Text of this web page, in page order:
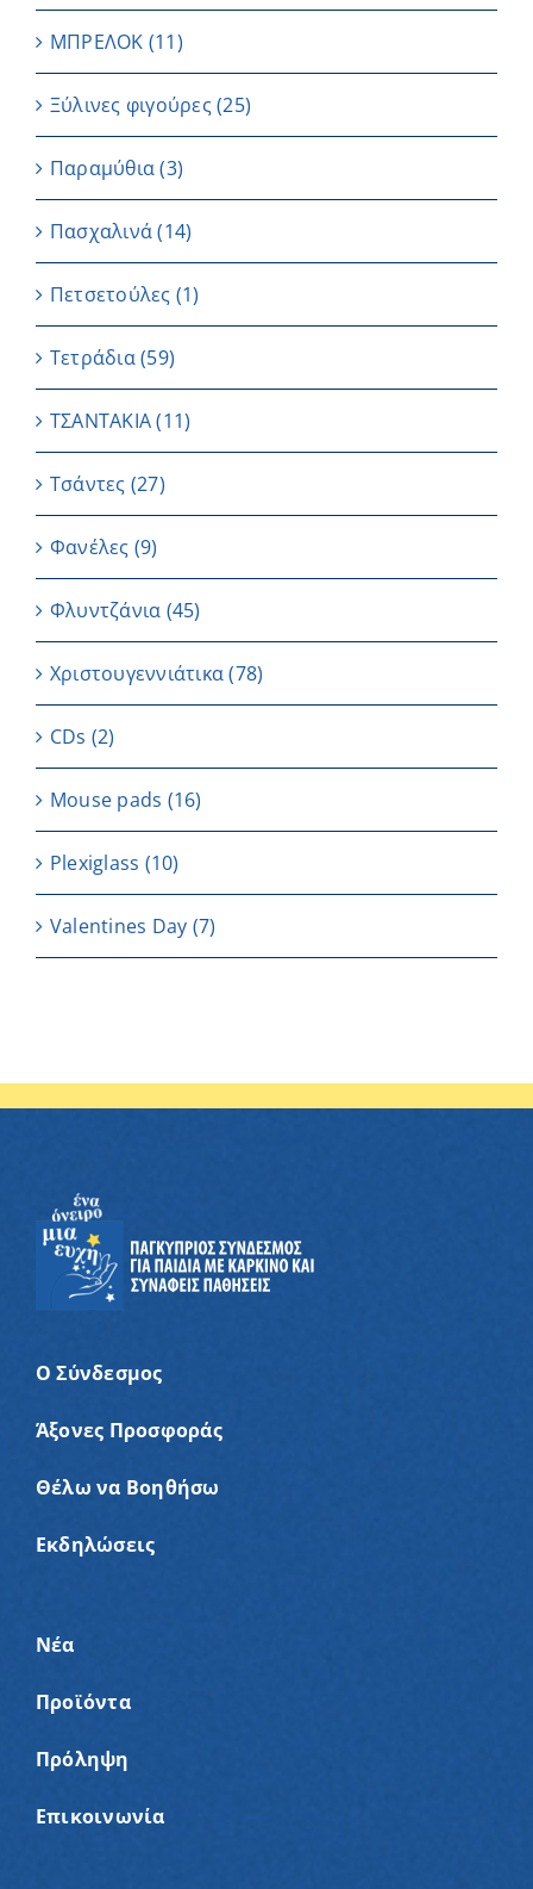
ΜΠΡΕΛΟΚ (11)
Ξύλινες φιγούρες(25)
Παραμύθια (3)
Πασχαλινά (14)
Πετσετούλες (1)
Τετράδια(59)
ΤΣΑΝΤΑΚΙΑ (11)
Τσάντες (27)
Φανέλες (9)
Φλυντζάνια (45)
Χριστουγεννιάτικα(78)
CDs (2)
Μouse pads (16)
Plexiglass (10)
Valentines Day (7)
Ο Σύνδεσμος
Άξονες Προσφοράς
Θέλω να Βοηθήσω
Εκδηλώσεις
Νέα
Προϊόντα
Πρόληψη
Επικοινωνία